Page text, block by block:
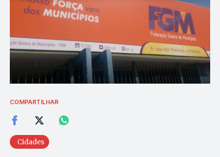
COMPARTILHAR
Cidades